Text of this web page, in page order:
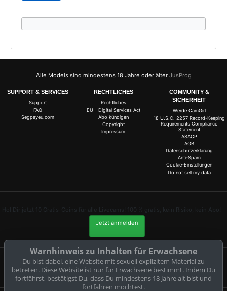
Alle Models sind mindestens 18 Jahre oder älter JusProg
SUPPORT & SERVICES
Support
FAQ
Segpayeu.com
RECHTLICHES
Rechtliches
EU - Digital Services Act
Abo kündigen
Copyright
Impressum
COMMUNITY &
SICHERHEIT
Werde CamGirl
18 U.S.C. 2257 Record-Keeping
Requirements Compliance
Statement
ASACP
AGB
Datenschutzerklärung
Anti-Spam
Cookie-Einstellungen
Do not sell my data
Hol Dir jetzt 10 Gratis-Coins für alle Livecams! 100 % gratis, kein Risiko, kein Abo!
Jetzt anmelden
Beschwerden und Entfernung von Inhalten
Warnhinweis zu Inhalten für Erwachsene
Du bist dabei, eine Website mit sexuell explizitem Material zu
betreten. Diese Website ist nur für Erwachsene bestimmt. Indem Du
fortfährst, bestätigst Du, dass Du mindestens 18 Jahre alt bist und
fortfahren möchtest.